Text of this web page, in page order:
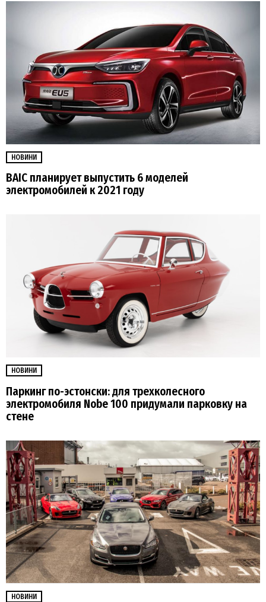
НОВИНИ
BAIC планирует выпустить 6 моделей
электромобилей к 2021 году
НОВИНИ
Паркинг по-эстонски: для трехколесного
электромобиля Nobe 100 придумали парковку на
стене
НОВИНИ